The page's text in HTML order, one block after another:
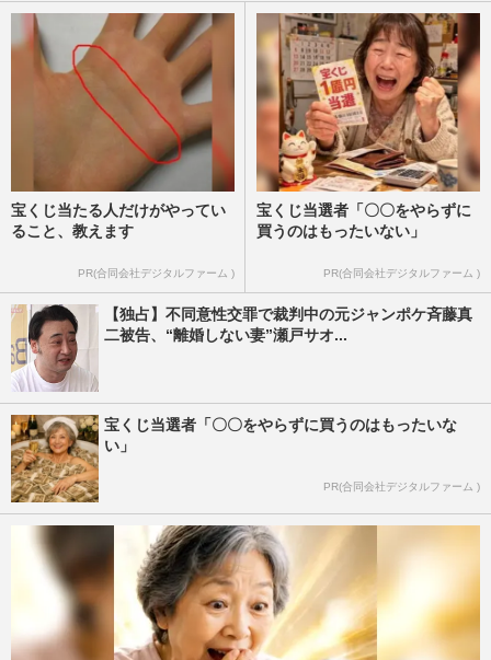
宝くじ当たる人だけがやってい
ること、教えます
PR(合同会社デジタルファーム )
宝くじ当選者「〇〇をやらずに
買うのはもったいない」
PR(合同会社デジタルファーム )
【独占】不同意性交罪で裁判中の元ジャンポケ斉藤真
二被告、“離婚しない妻”瀬戸サオ...
宝くじ当選者「〇〇をやらずに買うのはもったいな
い」
PR(合同会社デジタルファーム )